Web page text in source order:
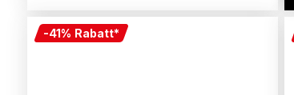
-41% Rabatt*